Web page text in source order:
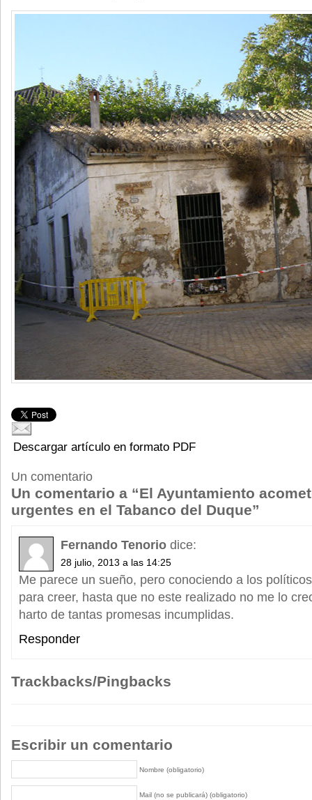
Descargar artículo en formato PDF
Un comentario
Un comentario a “El Ayuntamiento
urgentes en el Tabanco del Duque”
Fernando Tenorio dice:
28 julio, 2013 a las 14:25
Me parece un sueño, pero conociendo a los
para creer, hasta que no este realizado no me lo
harto de tantas promesas incumplidas.
Responder
Trackbacks/Pingbacks
Escribir un comentario
Nombre (obligatorio)
Mail (no se publicará) (obligatorio)